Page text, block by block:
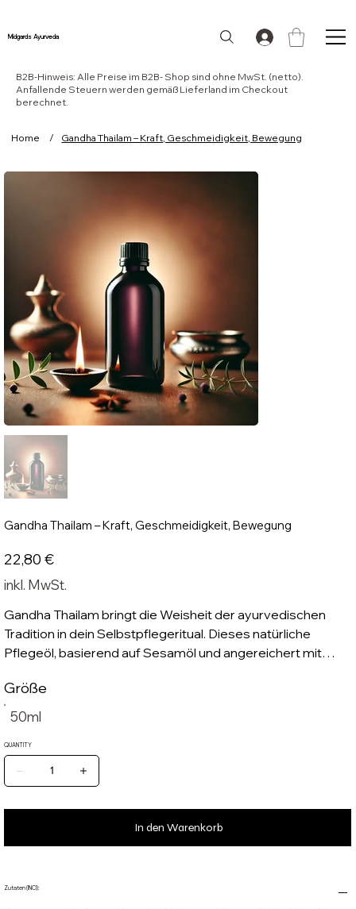
Midgards Ayurveda
Home / Gandha Thailam – Kraft, Geschmeidigkeit, Bewegung
Gandha Thailam – Kraft, Geschmeidigkeit, Bewegung
Preis
22,80 €
inkl. MwSt.
Gandha Thailam bringt die Weisheit der ayurvedischen
Tradition in dein Selbstpflegeritual. Dieses natürliche
Pflegeöl, basierend auf Sesamöl und angereichert mit
und Manjishta, pflegt die Haut und unterstützt ein
geschmeidiges, belebtes Hautgefühl. Es verbindet
für deinen Alltag.
Herkunftsland: Indien.
Erstimporteur: Midgard Kalari, Zum Papenbusch 21, 38723
Herkunft: In Zusammenarbeit mit der traditionsreichen
AVN-Pharmazie, die seit Jahrzehnten ayurvedische
50ml
Größe
QUANTITY
In den Warenkorb
Zutaten (INCI):
B2B-Hinweis: Alle Preise im B2B- Shop sind ohne MwSt. (netto).
Anfallende Steuern werden gemäß Lieferland im Checkout
berechnet.